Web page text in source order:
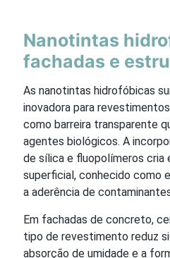
Nanotintas
fachadas e
As nanotintas hidrofóbicas
inovadora para
como barreira transparente
agentes biológicos. A
de sílica e fluopolímeros cria
superficial, conhecido como
a aderência de
Em fachadas de concreto,
tipo de revestimento reduz
absorção de umidade e a